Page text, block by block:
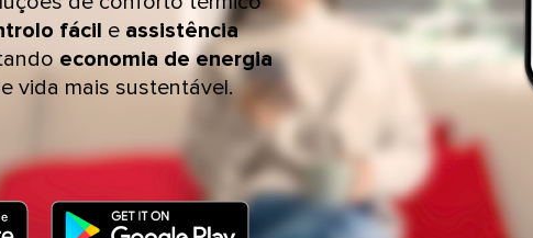
TODOS OS MODELOS DE CALDEIRAS
fácil e assistência
economia de energia
vida mais sustentável.